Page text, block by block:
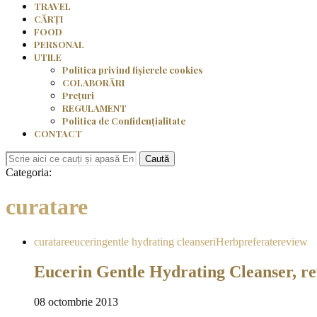
TRAVEL
CĂRȚI
FOOD
PERSONAL
UTILE
Politica privind fișierele cookies
COLABORĂRI
Prețuri
REGULAMENT
Politica de Confidențialitate
CONTACT
Caută
Categoria:
curatare
curatareeuceringentle hydrating cleanseriHerbpreferatereview
Eucerin Gentle Hydrating Cleanser,
08 octombrie 2013